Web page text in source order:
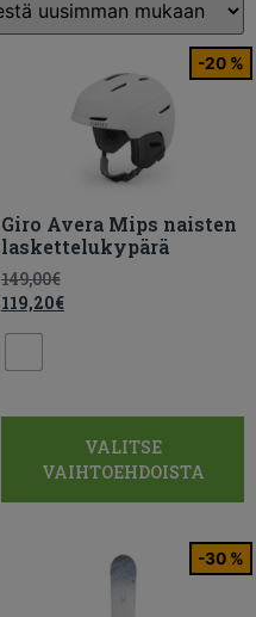
-20 %
Giro Avera Mips naisten
laskettelukypärä
149,00€
119,20€
VALITSE
VAIHTOEHDOISTA
-30 %